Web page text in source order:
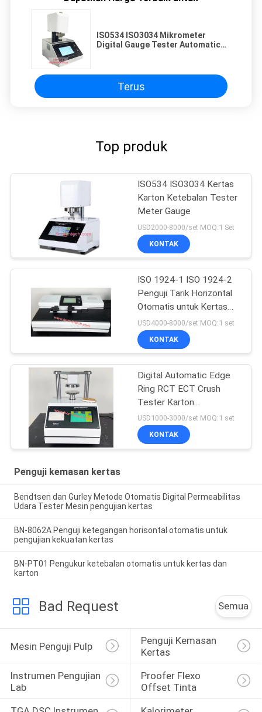
ISO534 ISO3034 Mikrometer
Digital Gauge Tester Automatic
Terus
Top produk
ISO534 ISO3034 Kertas
Karton Ketebalan Tester
Meter Gauge
USD2000-8000/set MOQ:1 Set
KONTAK
ISO 1924-1 ISO 1924-2
Penguji Tarik Horizontal
Otomatis untuk Kertas
Tisu
USD4000-8000/set MOQ:1 set
KONTAK
Digital Automatic Edge
Ring RCT ECT Crush
Tester Karton
Bergelombang
USD1000-3000/set MOQ:1 set
KONTAK
Penguji kemasan kertas
Bendtsen dan Gurley Metode Otomatis Digital Permeabilitas
Udara Tester Mesin pengujian kertas
BN-8062A Penguji ketegangan horisontal otomatis untuk
pengujian kekuatan kertas
BN-PT01 Pengukur ketebalan otomatis untuk kertas dan
karton
Bad Request Semua
Mesin Penguji Pulp
Penguji Kemasan
Kertas
Instrumen Pengujian
Lab
Proofer Flexo
Offset Tinta